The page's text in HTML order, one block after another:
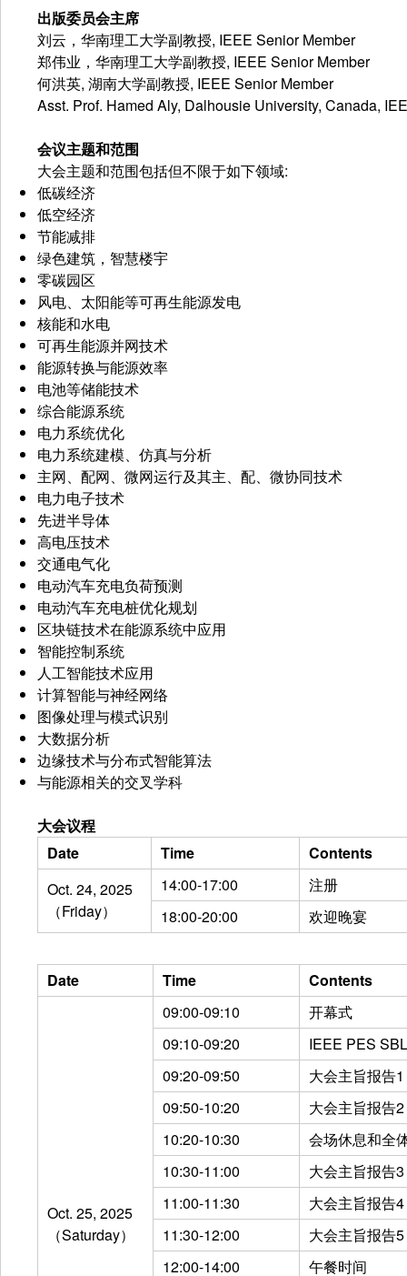
出版委员会主席
刘云，华南理工大学副教授, IEEE Senior Member
郑伟业，华南理工大学副教授, IEEE Senior Member
何洪英, 湖南大学副教授, IEEE Senior Member
Asst. Prof. Hamed Aly, Dalhousie University, Canada,
会议主题和范围
大会主题和范围包括但不限于如下领域:
低碳经济
低空经济
节能减排
绿色建筑，智慧楼宇
零碳园区
风电、太阳能等可再生能源发电
核能和水电
可再生能源并网技术
能源转换与能源效率
电池等储能技术
综合能源系统
电力系统优化
电力系统建模、仿真与分析
主网、配网、微网运行及其主、配、微协同技术
电力电子技术
先进半导体
高电压技术
交通电气化
电动汽车充电负荷预测
电动汽车充电桩优化规划
区块链技术在能源系统中应用
智能控制系统
人工智能技术应用
计算智能与神经网络
图像处理与模式识别
大数据分析
边缘技术与分布式智能算法
与能源相关的交叉学科
大会议程
Date
Time
Contents
Oct. 24, 2025
（Friday）
14:00-17:00
注册
18:00-20:00
欢迎晚宴
Date Time Contents
Oct. 25, 2025
（Saturday）
09:00-09:10
开幕式
09:10-09:20
IEEE PES
09:20-09:50
大会主旨报告1
09:50-10:20
大会主旨报告2
10:20-10:30
会场休息和全
10:30-11:00
大会主旨报告3
11:00-11:30
大会主旨报告4
11:30-12:00
大会主旨报告5
12:00-14:00
午餐时间